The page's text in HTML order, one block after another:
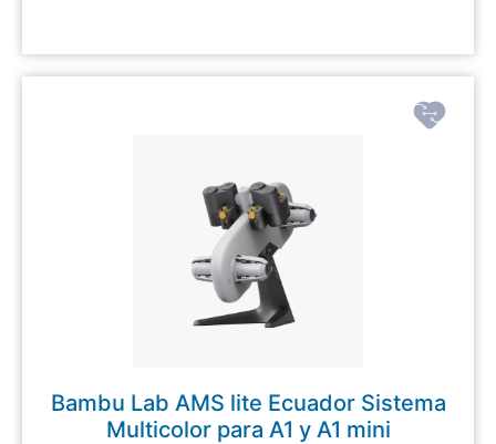
Bambu Lab AMS lite Ecuador Sistema
Multicolor para A1 y A1 mini